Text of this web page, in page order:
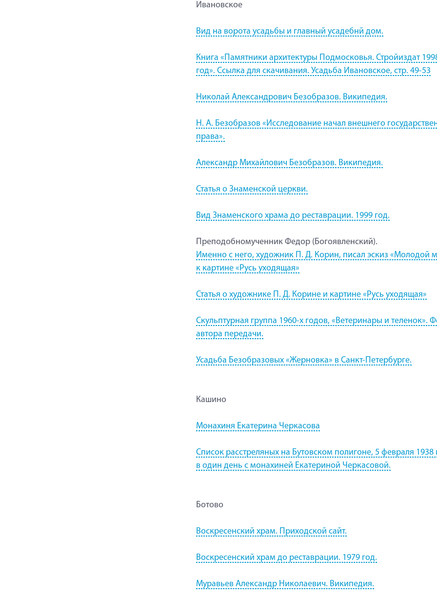
Ивановское
Вид на ворота усадьбы и главный усадебнй дом.
Книга «Памятники архитектуры Подмосковья. Стройиздат
год». Ссылка для скачивания. Усадьба Ивановское, стр. 49-53
Николай Александрович Безобразов. Википедия.
Н. А. Безобразов «Исследование начал внешнего
права».
Александр Михайлович Безобразов. Википедия.
Статья о Знаменской церкви.
Вид Знаменского храма до реставрации. 1999 год.
Преподобномученник Федор (Богоявленский).
Именно с него, художник П. Д. Корин, писал эскиз «Молодой
к картине «Русь уходящая»
Статья о художнике П. Д. Корине и картине «Русь уходящая»
Скульптурная группа 1960-х годов, «Ветеринары и теленок».
автора передачи.
Усадьба Безобразовых «Жерновка» в Санкт-Петербурге.
Кашино
Монахиня Екатерина Черкасова
Список расстреляных на Бутовском полигоне, 5 февраля 1938
в один день с монахиней Екатериной Черкасовой.
Ботово
Воскресенский храм. Приходской сайт.
Воскресенский храм до реставрации. 1979 год.
Муравьев Александр Николаевич. Википедия.